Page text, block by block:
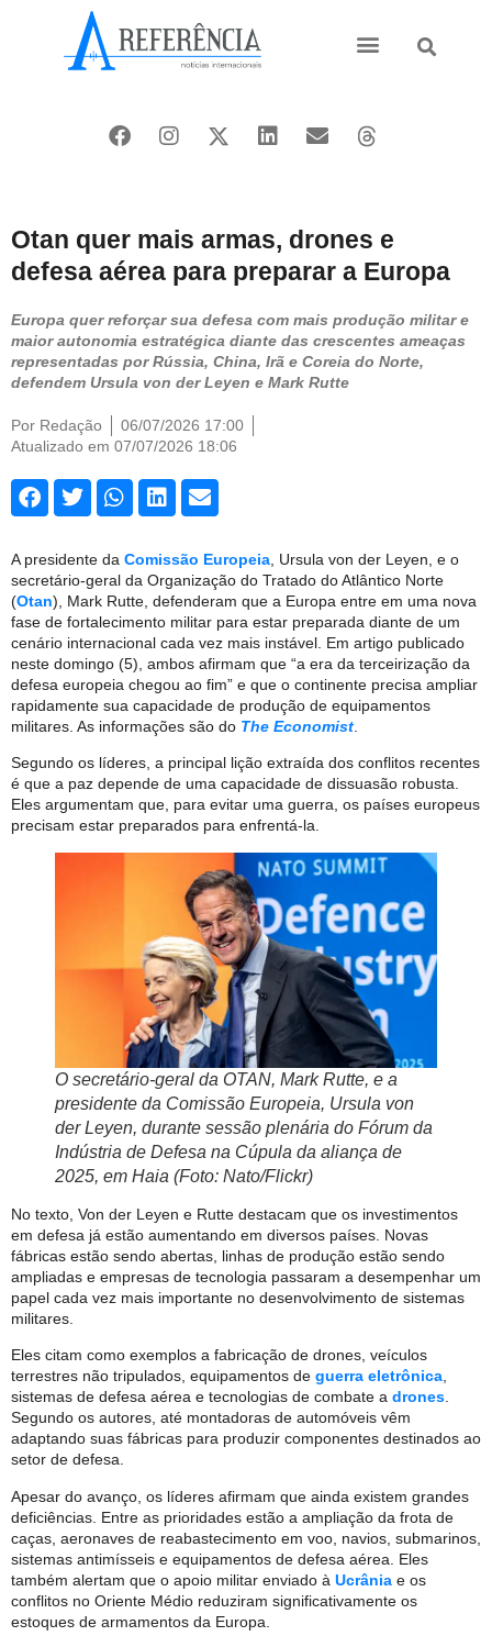
Otan quer mais armas, drones e
defesa aérea para preparar a Europa
Europa quer reforçar sua defesa com mais produção militar e
maior autonomia estratégica diante das crescentes ameaças
representadas por Rússia, China, Irã e Coreia do Norte,
defendem Ursula von der Leyen e Mark Rutte
Por Redação
06/07/2026 17:00
Atualizado em 07/07/2026 18:06
A presidente da Comissão Europeia , Ursula von der Leyen, e o
secretário-geral da Organização do Tratado do Atlântico Norte
(Otan), Mark Rutte, defenderam que a Europa entre em uma nova
fase de fortalecimento militar para estar preparada diante de um
cenário internacional cada vez mais instável. Em artigo publicado
neste domingo (5), ambos afirmam que “a era da terceirização da
defesa europeia chegou ao fim” e que o continente precisa ampliar
rapidamente sua capacidade de produção de equipamentos
militares. As informações são do The Economist
Segundo os líderes, a principal lição extraída dos conflitos recentes
é que a paz depende de uma capacidade de dissuasão robusta.
Eles argumentam que, para evitar uma guerra, os países europeus
precisam estar preparados para enfrentá-la.
O secretário-geral da OTAN, Mark Rutte, e a
presidente da Comissão Europeia, Ursula von
der Leyen, durante sessão plenária do Fórum da
Indústria de Defesa na Cúpula da aliança de
2025, em Haia (Foto: Nato/Flickr)
No texto, Von der Leyen e Rutte destacam que os investimentos
em defesa já estão aumentando em diversos países. Novas
fábricas estão sendo abertas, linhas de produção estão sendo
ampliadas e empresas de tecnologia passaram a desempenhar um
papel cada vez mais importante no desenvolvimento de sistemas
militares.
Eles citam como exemplos a fabricação de drones, veículos
terrestres não tripulados, equipamentos de guerra eletrônica,
sistemas de defesa aérea e tecnologias de combate a drones.
Segundo os autores, até montadoras de automóveis vêm
adaptando suas fábricas para produzir componentes destinados ao
setor de defesa.
Apesar do avanço, os líderes afirmam que ainda existem grandes
deficiências. Entre as prioridades estão a ampliação da frota de
caças, aeronaves de reabastecimento em voo, navios, submarinos,
sistemas antimísseis e equipamentos de defesa aérea. Eles
também alertam que o apoio militar enviado à Ucrânia e os
conflitos no Oriente Médio reduziram significativamente os
estoques de armamentos da Europa.